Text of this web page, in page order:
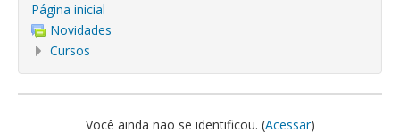
Página inicial
Novidades
Cursos
Você ainda não se identificou. (Acessar)